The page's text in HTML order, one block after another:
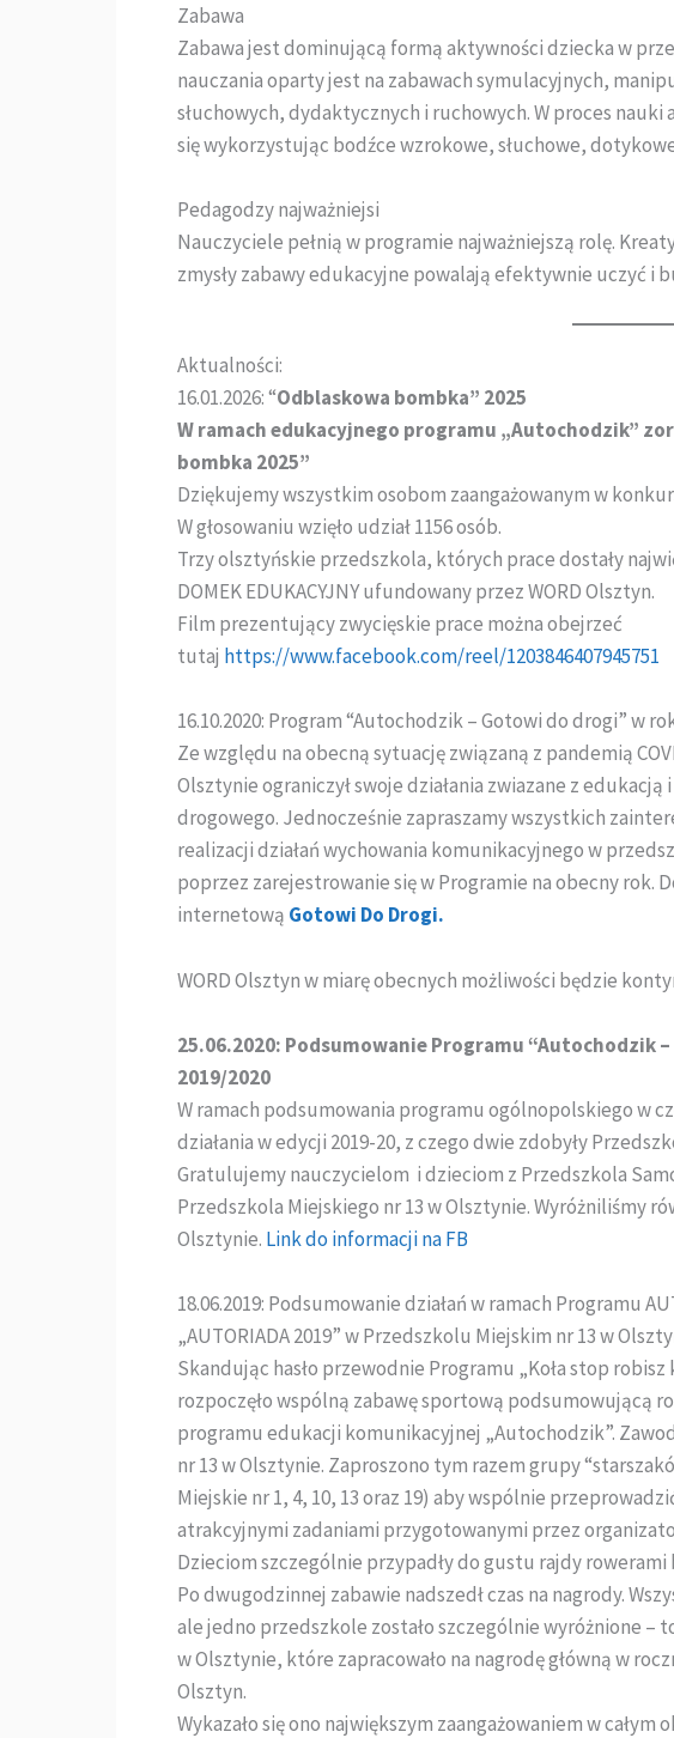
Zabawa
Zabawa jest dominującą formą aktywności dziecka w
nauczania oparty jest na zabawach symulacyjnych,
słuchowych, dydaktycznych i ruchowych. W proces nauki
się wykorzystując bodźce wzrokowe, słuchowe,
Pedagodzy najważniejsi
Nauczyciele pełnią w programie najważniejszą rolę.
zmysły zabawy edukacyjne powalają efektywnie uczyć i
Aktualności:
16.01.2026: “Odblaskowa bombka” 2025
W ramach edukacyjnego programu „Autochodzik”
bombka 2025”
Dziękujemy wszystkim osobom zaangażowanym w
W głosowaniu wzięło udział 1156 osób.
Trzy olsztyńskie przedszkola, których prace dostały
DOMEK EDUKACYJNY ufundowany przez WORD Olsztyn.
Film prezentujący zwycięskie prace można obejrzeć
tutaj https://www.facebook.com/reel/1203846407945751
16.10.2020: Program “Autochodzik – Gotowi do drogi” w
Ze względu na obecną sytuację związaną z pandemią
Olsztynie ograniczył swoje działania zwiazane z
drogowego. Jednocześnie zapraszamy wszystkich
realizacji działań wychowania komunikacyjnego w
poprzez zarejestrowanie się w Programie na obecny rok.
internetową Gotowi Do Drogi.
WORD Olsztyn w miarę obecnych możliwości będzie
25.06.2020: Podsumowanie Programu “Autochodzik
2019/2020
W ramach podsumowania programu ogólnopolskiego w
działania w edycji 2019-20, z czego dwie zdobyły
Gratulujemy nauczycielom i dzieciom z Przedszkola
Przedszkola Miejskiego nr 13 w Olsztynie. Wyróżniliśmy
Olsztynie. Link do informacji na FB
18.06.2019: Podsumowanie działań w ramach Programu
„AUTORIADA 2019” w Przedszkolu Miejskim nr 13 w
Skandując hasło przewodnie Programu „Koła stop
rozpoczęło wspólną zabawę sportową podsumowującą
programu edukacji komunikacyjnej „Autochodzik”.
nr 13 w Olsztynie. Zaproszono tym razem grupy
Miejskie nr 1, 4, 10, 13 oraz 19) aby wspólnie
atrakcyjnymi zadaniami przygotowanymi przez
Dzieciom szczególnie przypadły do gustu rajdy
Po dwugodzinnej zabawie nadszedł czas na nagrody.
ale jedno przedszkole zostało szczególnie wyróżnione –
w Olsztynie, które zapracowało na nagrodę główną w
Olsztyn.
Wykazało się ono największym zaangażowaniem w całym